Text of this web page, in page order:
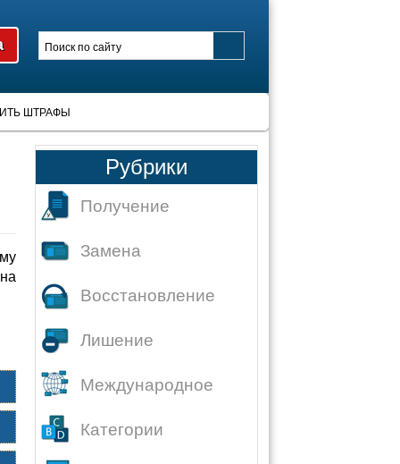
ШТРАФЫ
Рубрики
Получение
Замена
Восстановление
Лишение
Международное
Категории